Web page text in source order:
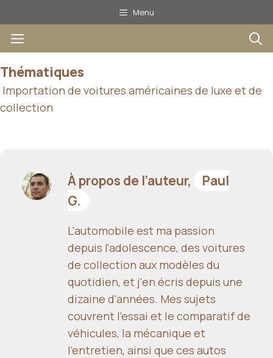
au
contenu
Menu
Menu
Thématiques
Importation de voitures américaines de luxe et de
collection
À propos de l’auteur,
Paul
G.
L'automobile est ma passion
depuis l'adolescence, des voitures
de collection aux modèles du
quotidien, et j'en écris depuis une
dizaine d'années. Mes sujets
couvrent l'essai et le comparatif de
véhicules, la mécanique et
l'entretien, ainsi que ces autos